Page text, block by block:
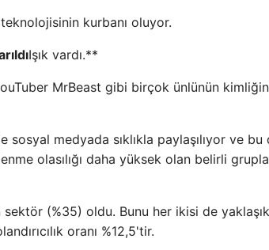
kurbanı oluyor.
Işık vardı.**
MrBeast gibi birçok ünlünün
medyada sıklıkla paylaşılıyor ve bu
olasılığı daha yüksek olan belirli
sektör (%35) oldu. Bunu her ikisi de
oranı %12,5'tir.